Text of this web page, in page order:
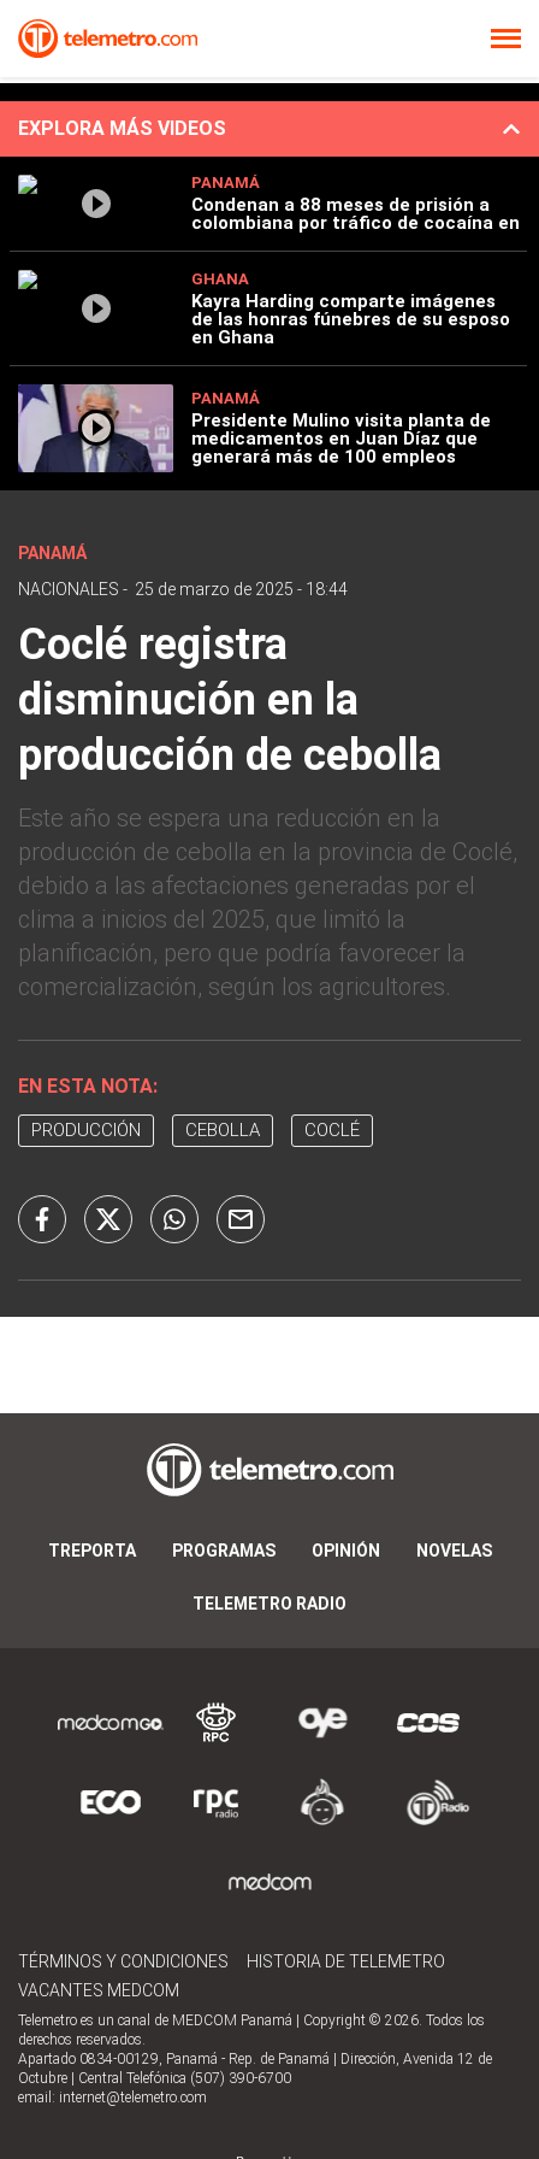
EXPLORA MÁS VIDEOS
PANAMÁ
Condenan a 88 meses de prisión a
colombiana por tráfico de cocaína en
GHANA
Kayra Harding comparte imágenes
de las honras fúnebres de su esposo
en Ghana
PANAMÁ
Presidente Mulino visita planta de
medicamentos en Juan Díaz que
generará más de 100 empleos
PANAMÁ
NACIONALES - 25 de marzo de 2025 - 18:44
Coclé registra
disminución en la
producción de cebolla
Este año se espera una reducción en la
producción de cebolla en la provincia de Coclé,
debido a las afectaciones generadas por el
clima a inicios del 2025, que limitó la
planificación, pero que podría favorecer la
comercialización, según los agricultores.
EN ESTA NOTA:
PRODUCCIÓN CEBOLLA COCLÉ
TREPORTA PROGRAMAS OPINIÓN NOVELAS
TELEMETRO RADIO
TÉRMINOS Y CONDICIONES
HISTORIA DE TELEMETRO
VACANTES MEDCOM
Telemetro es un canal de MEDCOM Panamá | Copyright © 2026. Todos los
derechos reservados.
Apartado 0834-00129, Panamá - Rep. de Panamá | Dirección, Avenida 12 de
Octubre | Central Telefónica (507) 390-6700
email: internet@telemetro.com